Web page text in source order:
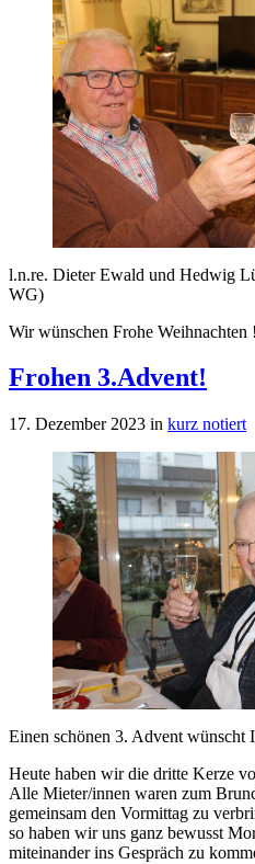
l.n.re. Dieter Ewald und Hedwig
WG)
Wir wünschen Frohe Weihnachten !
Frohen 3.Advent!
17. Dezember 2023 in kurz notiert
Einen schönen 3. Advent wünscht
Heute haben wir die dritte Kerze
Alle Mieter/innen waren zum
gemeinsam den Vormittag zu
so haben wir uns ganz bewusst
miteinander ins Gespräch zu